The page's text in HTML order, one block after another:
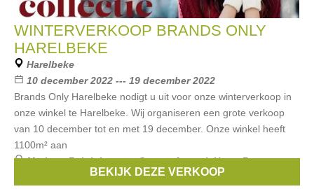
WINTERVERKOOP BRANDS ONLY
HARELBEKE
Harelbeke
10 december 2022 --- 19 december 2022
Brands Only Harelbeke nodigt u uit voor onze winterverkoop in
onze winkel te Harelbeke. Wij organiseren een grote verkoop
van 10 december tot en met 19 december. Onze winkel heeft
1100m² aan
Merken:Ralph Lauren,Guess,Armani,Hugo Boss,
, ...
BEKIJK DEZE VERKOOP